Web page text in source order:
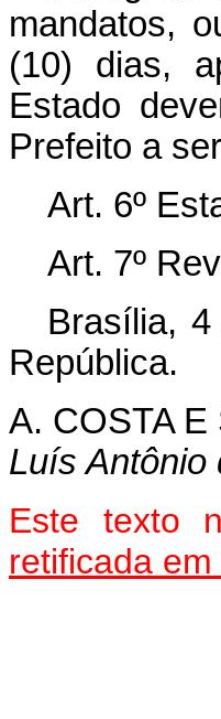
mandatos,
(10) dias,
Estado
Prefeito a
Art. 6º
Art. 7º
Brasília,
República.
A. COSTA E
Luís Antônio
Este texto
retificada